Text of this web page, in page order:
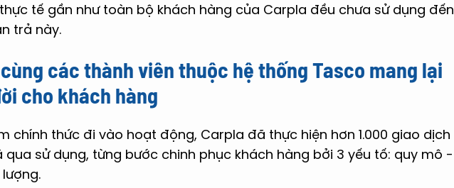
tế gần như toàn bộ khách hàng của Carpla đều chưa sử dụng đến
trả này.
các thành viên thuộc hệ thống Tasco mang lại
cho khách hàng
chính thức đi vào hoạt động, Carpla đã thực hiện hơn 1.000 giao dịch
sử dụng, từng bước chinh phục khách hàng bởi 3 yếu tố: quy mô -